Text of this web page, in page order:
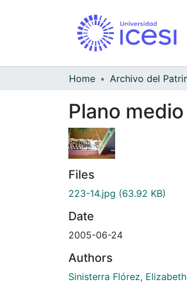
Home
Plano medio
Files
223-14.jpg (63.92 KB)
Date
2005-06-24
Authors
Sinisterra Flórez, Elizabeth